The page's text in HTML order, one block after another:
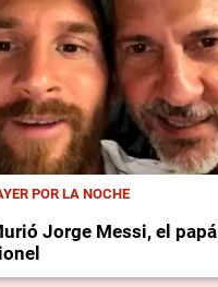
POR LA NOCHE
Jorge Messi, el